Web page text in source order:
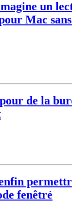
un
Mac
de la
fenêtré